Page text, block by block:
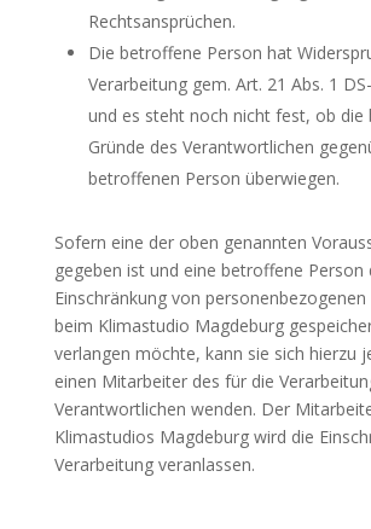
Rechtsansprüchen.
Die betroffene Person hat
Verarbeitung gem. Art. 21 Abs. 1
und es steht noch nicht fest, ob die
Gründe des Verantwortlichen
betroffenen Person überwiegen.
Sofern eine der oben genannten
gegeben ist und eine betroffene Person
Einschränkung von
beim Klimastudio Magdeburg
verlangen möchte, kann sie sich hierzu
einen Mitarbeiter des für die
Verantwortlichen wenden. Der
Klimastudios Magdeburg wird die
Verarbeitung veranlassen.